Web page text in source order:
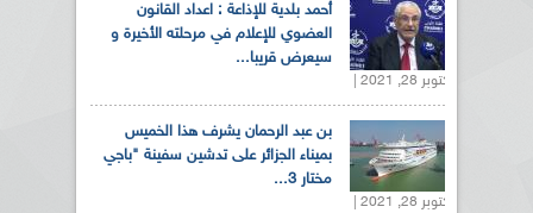
أحمد بلدية للإذاعة : اعداد القانون
العضوي للإعلام في مرحلته الأخيرة و
سيعرض قريبا...
أكتوبر 28, 2021 |
بن عبد الرحمان يشرف هذا الخميس
بميناء الجزائر على تدشين سفينة "باجي
مختار 3...
أكتوبر 28, 2021 |